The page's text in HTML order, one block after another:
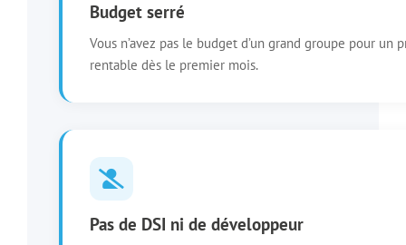
Budget serré
Vous n’avez pas le budget d’un grand groupe pour
rentable dès le premier mois.
Pas de DSI ni de développeur